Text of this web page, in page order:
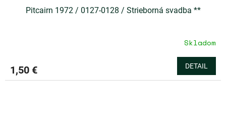
Pitcairn 1972 / 0127-0128 / Strieborná svadba **
Skladom
1,50 € DETAIL